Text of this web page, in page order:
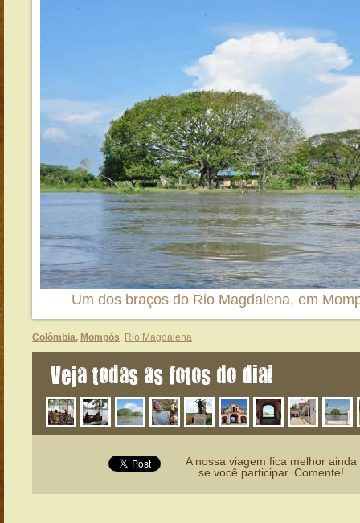
Um dos braços do Rio Magdalena, em
Colômbia, Mompós, Rio Magdalena
Veja todas as fotos do dia!
A nossa viagem fica melhor ainda
se você participar. Comente!